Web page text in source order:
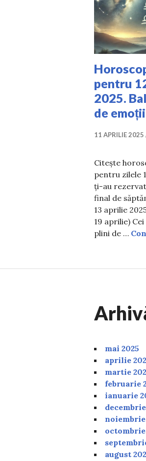
pentru
2025.
de
11 APRILIE 2025
Citește
pentru zilele
ți-au
final de
13 aprilie
19 aprilie)
plini de …
mai 2025
aprilie
martie
februarie
ianuarie
noiembrie
octombrie
august